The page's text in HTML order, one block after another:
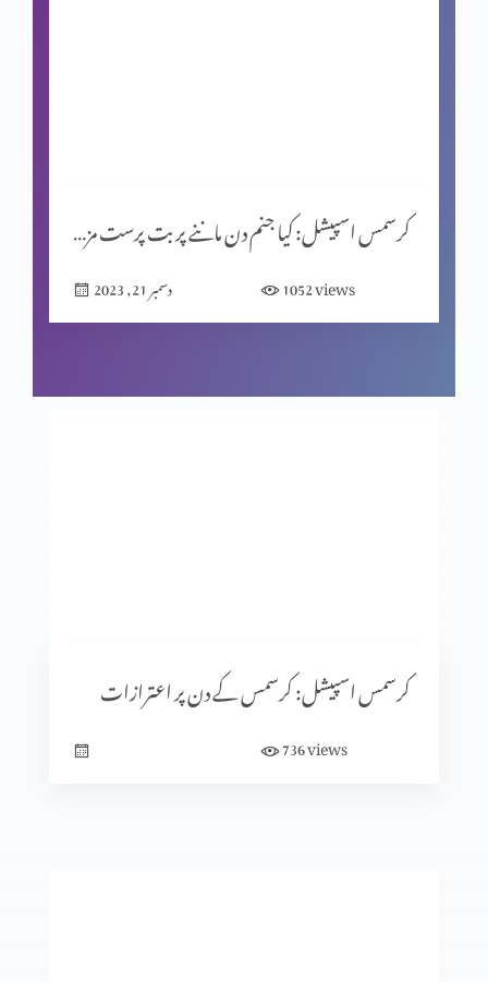
المسیح کے پیروکار عید فسح کیوں نہیں مناتے؟
کرسمس اسپیشل: سنتِ ابراہیمی (حصہ 2)
کرسمس اسپیشل: کیا جنم دن ماننے پر بت پرست مزاہب کا اثر ہے؟
دسمبر 21, 2023 1052views
کرسمس اسپیشل: کرسمس کے دن پر اعترازات
736views